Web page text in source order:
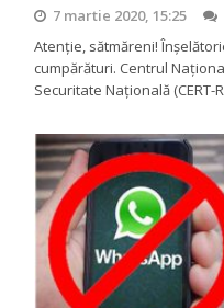
7 martie 2020, 15:25
Atenție, sătmăreni!
cumpărături. Centrul
Securitate Națională